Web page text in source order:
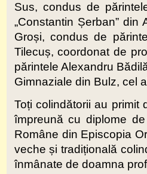
Sus, condus de
„Constantin Șerban”
Groși, condus de
Tilecuș, coordonat de
părintele Alexandru
Gimnaziale din Bulz, cel
Toți colindătorii au primit
împreună cu diplome
Române din Episcopia
veche și tradițională
înmânate de doamna